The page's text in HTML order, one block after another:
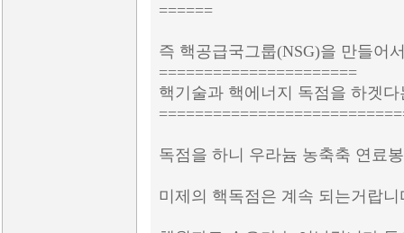
======
즉 핵공급국그룹(NSG)을 만들어
======================
핵기술과 핵에너지 독점을 하겟
독점을 하니 우라늄 농축축 연료
미제의 핵독점은 계속 되는거랍